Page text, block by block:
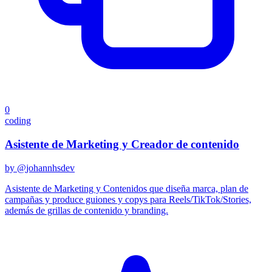
0
coding
Asistente de Marketing y Creador de contenido
by @johannhsdev
Asistente de Marketing y Contenidos que diseña marca, plan de
campañas y produce guiones y copys para Reels/TikTok/Stories,
además de grillas de contenido y branding.